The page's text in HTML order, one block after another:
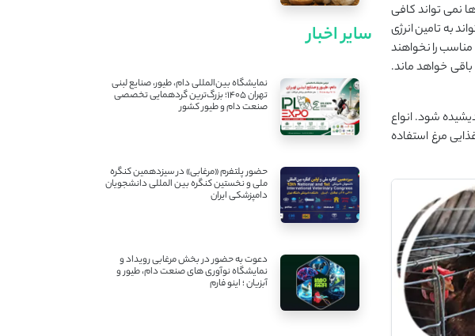
نمی تواند کافی
به تامین انرژی
را نخواهند
خواهد ماند.
شود. انواع
مرغ استفاده
سایر اخبار
نمایشگاه بین‌المللی دام، طیور، صنایع لبنی
تهران ۱۴۰۵؛ بزرگ‌ترین گردهمایی تخصصی
صنعت دام و طیور کشور
حضور پلتفرم «مرغابی» در سیزدهمین کنگره
ملی و نخستین کنگره بین ‌المللی دانشجویان
دامپزشکی ایران
دعوت به حضور در بخش مرغابی رویداد و
نمایشگاه نوآوری های صنعت دام، طیور و
آبزیان ؛ اینو فارم